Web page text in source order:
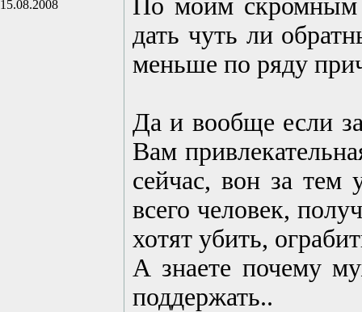
15.08.2008
По моим скромным
дать чуть ли
меньше по ряду
Да и вообще если
Вам
сейчас, вон за
всего человек,
хотят убить,
А знаете почему
поддержать..